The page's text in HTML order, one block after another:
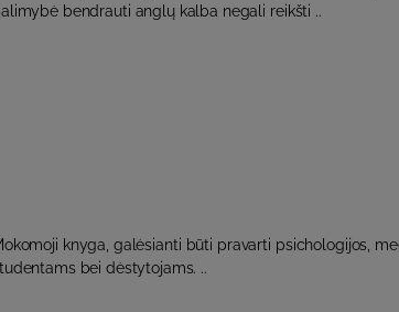
bendrauti anglų kalba negali reikšti ..
knyga, galėsianti būti pravarti psichologijos,
bei dėstytojams. ..